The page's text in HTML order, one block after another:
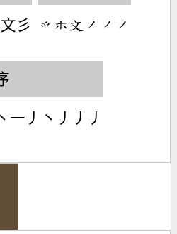
文彡 󶃩󶂹󶃶󶀄󶀄󶀄
一丿丶丿丿丿